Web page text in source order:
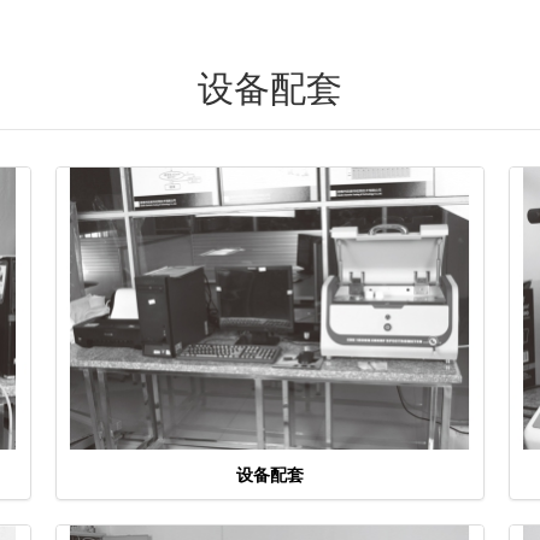
设备配套
设备配套